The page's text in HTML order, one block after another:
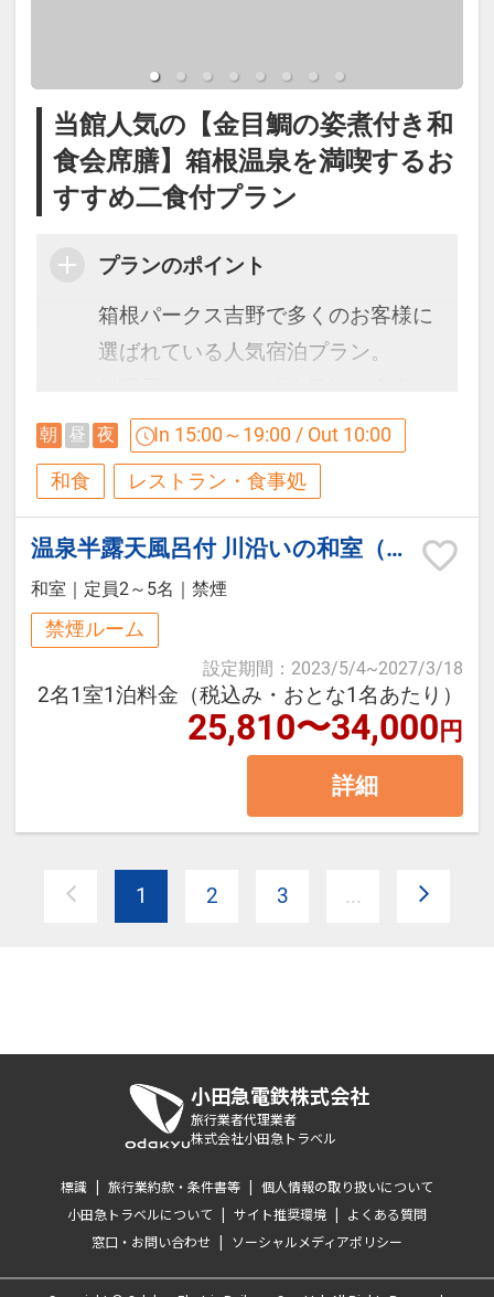
しゃる場合、ご年齢を教えて下さ
い｡2-0歳添寝の方無料につき人数含
めず備考欄に年齢と人数(例:2歳ｘ1
名)をお願いします
展望露天風呂では箱根の自然を感じ
ながら、ご滞在中何度でも温泉をお
楽しみいただけます。
お風呂付き客室をご予約の場合はお
部屋でも同成分の温泉をご利用可能
【貸切露天風呂】
『月』
回）
■料金：3，300円（税込）
※当日フロント受付（事前予約不
可）
●ご同伴のお子様(小学生)・幼児(未
就学児～3歳)･乳児(2-0歳)の方のご
年齢を教えて下さい｡2-0歳添寝の方
無料につき人数含めずに、当館まで
提携販売機能以外での旅行旅行代
理店様およびツアーオペレーター様
など、再販・転売を目的としたご予
（夕食開始時間 18:00～／最終開始
19:30）
場合がございます。
【ご朝食】
オープンキッチンが自慢のダイニン
グにて
和洋バイキングをご用意しておりま
す。
営業時間：7:00～9:00（最終入場
8:30）
【お食事アレルギー等他の対応につ
きまして】
当館の料理は、コースごとに固定さ
れた内容となり、食材や調理方法を
（ベジタリアン、ハラル、コーシャ
ー、グルテンフリー、アレルギー対
【大浴場・展望露天風呂】
湯本1号泉を含む3本の源泉を使用し
たph8.7の箱根湯本温泉。
柔らかく湯疲れしにくい泉質で、疲
労回復や美肌効果が期待できます。
当館人気の【金目鯛の姿煮付き和
食会席膳】箱根温泉を満喫するお
すすめ二食付プラン
プランのポイント
箱根パークス吉野で多くのお客様に
選ばれている人気宿泊プラン。
を添えた和食会席膳をご用意いたし
ます。
ふっくらと炊き上げた金目鯛は、旨
みを引き立てる特製の煮汁で仕上げ
た当館自慢の一品。
ご旅行の夕食を少し贅沢に楽しみた
い方や、初めてご宿泊されるお客様
にもおすすめです。
※本プランの金目鯛は1泊目のみの
ご提供となります。2泊目3泊目は別
お食事処にて
金目鯛の姿煮付付き 和食会席膳
旬の食材を使用した会席料理に、特
別に当館おすすめの金目鯛の姿煮付
朝 昼 夜 In 15:00～19:00 / Out 10:00
和食 レストラン・食事処
温泉半露天風呂付 川沿いの和室（檜風呂/トイレ付/禁煙）
和室 ｜ 定員2～5名 ｜ 禁煙
禁煙ルーム
設定期間 ： 2023/5/4~2027/3/18
2名1室1泊料金（税込み・おとな1名あたり）
25,810〜34,000円
詳細
1 2 3 ...
小田急電鉄株式会社
旅行業者代理業者
株式会社小田急トラベル
標識 | 旅行業約款・条件書等 | 個人情報の取り扱いについて
小田急トラベルについて | サイト推奨環境 | よくある質問
窓口・お問い合わせ | ソーシャルメディアポリシー